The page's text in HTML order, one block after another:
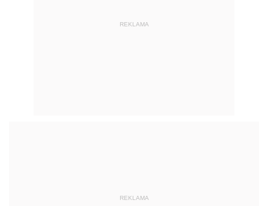
REKLAMA
REKLAMA